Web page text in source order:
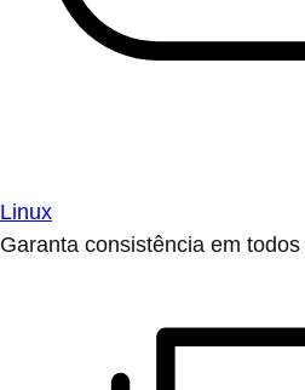
Linux
Garanta consistência em